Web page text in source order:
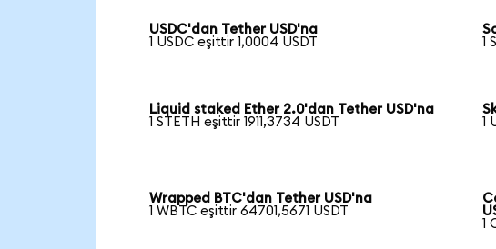
USDC'dan Tether USD'na
1 USDC eşittir 1,0004 USDT
1
Liquid staked Ether 2.0'dan Tether USD'na
1 STETH eşittir 1911,3734 USDT
1
Wrapped BTC'dan Tether USD'na
1 WBTC eşittir 64701,5671 USDT
1